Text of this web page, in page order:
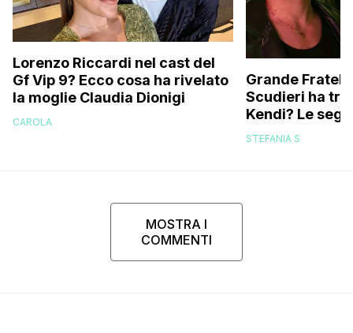
Lorenzo Riccardi nel cast del
Gf Vip 9? Ecco cosa ha rivelato
la moglie Claudia Dionigi
CAROLA
Grande
Scudieri ha
Kendi? Le
replica dell’ex
STEFANIA S
MOSTRA I
COMMENTI